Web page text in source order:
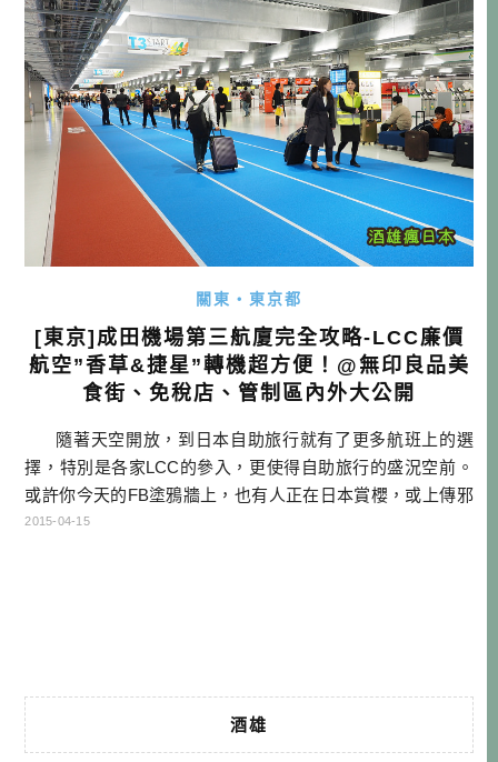
去早回的。就只有 […]…
關東・東京都
[東京]成田機場第三航廈完全攻略-LCC廉價
航空”香草&捷星”轉機超方便！@無印良品美
食街、免稅店、管制區內外大公開
隨著天空開放，到日本自助旅行就有了更多航班上的選
擇，特別是各家LCC的參入，更使得自助旅行的盛況空前。
或許你今天的FB塗鴉牆上，也有人正在日本賞櫻，或上傳邪
惡的拉麵照片吧！而今年成田機場的最大話題，就是4/8，專
2015-04-15
酒雄